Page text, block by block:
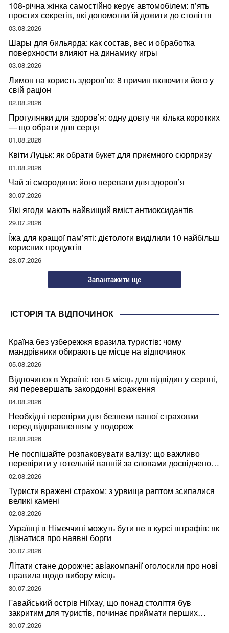
108-річна жінка самостійно керує автомобілем: п’ять
простих секретів, які допомогли їй дожити до століття
03.08.2026
Шары для бильярда: как состав, вес и обработка
поверхности влияют на динамику игры
03.08.2026
Лимон на користь здоров’ю: 8 причин включити його у
свій раціон
02.08.2026
Прогулянки для здоров’я: одну довгу чи кілька коротких
— що обрати для серця
01.08.2026
Квіти Луцьк: як обрати букет для приємного сюрпризу
01.08.2026
Чай зі смородини: його переваги для здоров’я
30.07.2026
Які ягоди мають найвищий вміст антиоксидантів
29.07.2026
Їжа для кращої пам’яті: дієтологи виділили 10 найбільш
корисних продуктів
28.07.2026
Завантажити ще
ІСТОРІЯ ТА ВІДПОЧИНОК
Країна без узбережжя вразила туристів: чому
мандрівники обирають це місце на відпочинок
05.08.2026
Відпочинок в Україні: топ-5 місць для відвідин у серпні,
які перевершать закордонні враження
04.08.2026
Необхідні перевірки для безпеки вашої страховки
перед відправленням у подорож
02.08.2026
Не поспішайте розпаковувати валізу: що важливо
перевірити у готельній ванній за словами досвідченої
мандрівниці
02.08.2026
Туристи вражені страхом: з урвища раптом зсипалися
великі камені
02.08.2026
Українці в Німеччині можуть бути не в курсі штрафів: як
дізнатися про наявні борги
30.07.2026
Літати стане дорожче: авіакомпанії оголосили про нові
правила щодо вибору місць
30.07.2026
Гавайський острів Ніїхау, що понад століття був
закритим для туристів, починає приймати перших
відвідувачів
30.07.2026